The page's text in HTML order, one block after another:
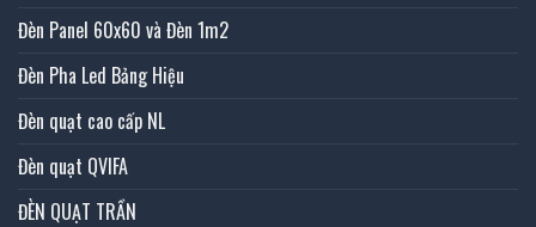
Đèn Panel 60x60 và Đèn 1m2
Đèn Pha Led Bảng Hiệu
Đèn quạt cao cấp NL
Đèn quạt QVIFA
ĐÈN QUẠT TRẦN